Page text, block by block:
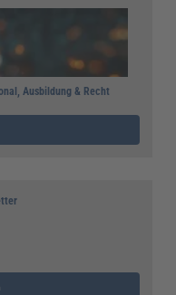
Ausbildung & Recht